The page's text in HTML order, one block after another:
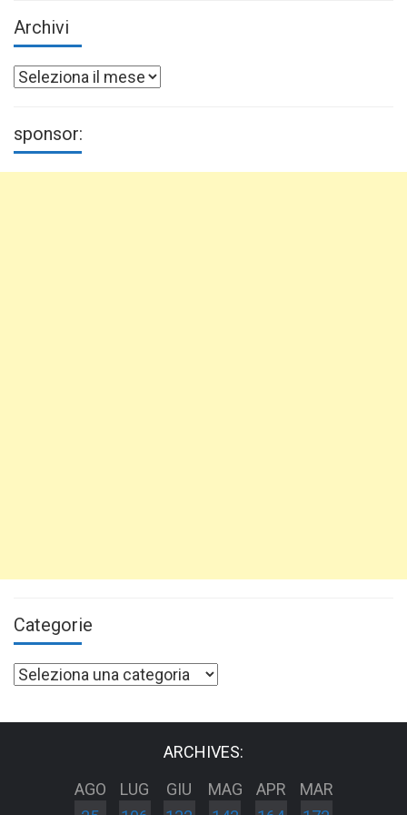
Archivi
Archivi
sponsor:
Categorie
Categorie
ARCHIVES:
AGO
LUG
GIU
MAG
APR
MAR